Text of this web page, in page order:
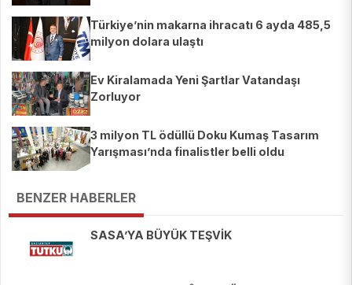
Türkiye’nin makarna ihracatı 6 ayda 485,5
milyon dolara ulaştı
Ev Kiralamada Yeni Şartlar Vatandaşı
Zorluyor
3 milyon TL ödüllü Doku Kumaş Tasarım
Yarışması’nda finalistler belli oldu
BENZER HABERLER
SASA’YA BÜYÜK TEŞVİK